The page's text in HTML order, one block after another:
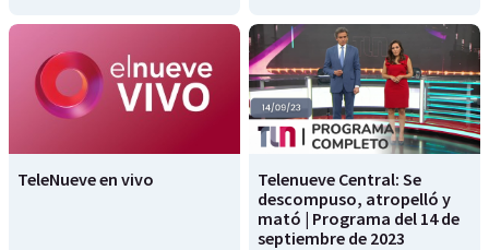
TeleNueve en vivo
Telenueve Central: Se
descompuso, atropelló y
mató | Programa del 14 de
septiembre de 2023